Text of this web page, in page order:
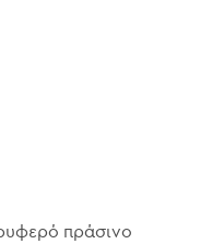
πράσινο